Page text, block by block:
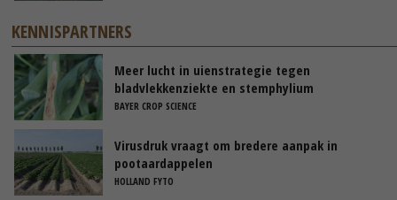
KENNISPARTNERS
Meer lucht in uienstrategie tegen
bladvlekkenziekte en stemphylium
BAYER CROP SCIENCE
Virusdruk vraagt om bredere aanpak in
pootaardappelen
HOLLAND FYTO